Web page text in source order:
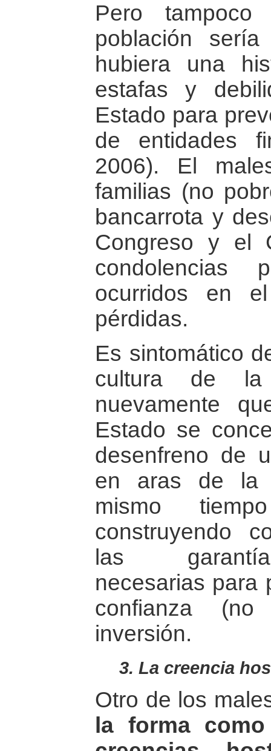
Pero
población
hubiera una
estafas y
Estado para
de entidades
2006). El
familias (no
bancarrota y
Congreso y el
condolencias
ocurridos en
pérdidas.
Es sintomático
cultura de la
nuevamente
Estado se
desenfreno de
en aras de la
mismo
construyendo
las
necesarias para
confianza
inversión.
3. La creencia
Otro de los
la forma